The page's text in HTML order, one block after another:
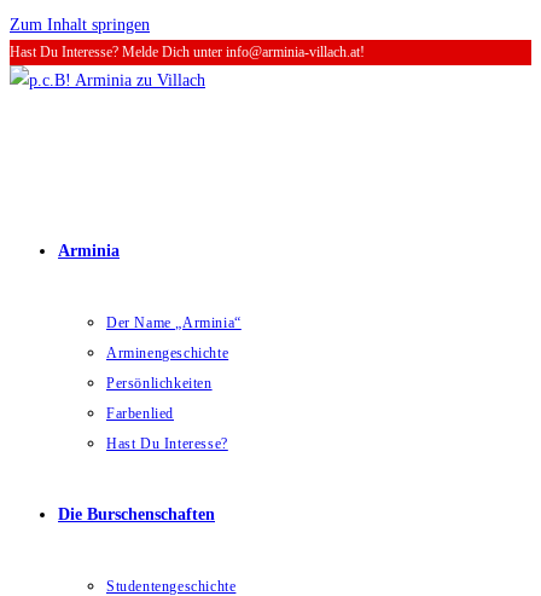
Zum Inhalt springen
Hast Du Interesse? Melde Dich unter info@arminia-villach.at!
Arminia
Der Name „Arminia“
Arminengeschichte
Persönlichkeiten
Farbenlied
Hast Du Interesse?
Die Burschenschaften
Studentengeschichte